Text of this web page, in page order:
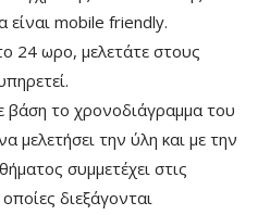
mobile friendly.
24 ωρο, μελετάτε στους
βάση το χρονοδιάγραμμα του
μελετήσει την ύλη και με την
συμμετέχει στις
οποίες διεξάγονται